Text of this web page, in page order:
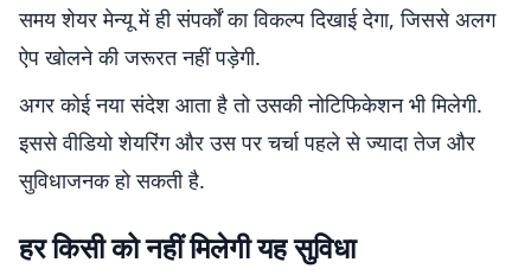
समय शेयर मेन्यू में ही संपर्कों का विकल्प दिखाई देगा, जिससे अलग
ऐप खोलने की जरूरत नहीं पड़ेगी.
अगर कोई नया संदेश आता है तो उसकी नोटिफिकेशन भी मिलेगी.
इससे वीडियो शेयरिंग और उस पर चर्चा पहले से ज्यादा तेज और
सुविधाजनक हो सकती है.
हर किसी को नहीं मिलेगी यह सुविधा